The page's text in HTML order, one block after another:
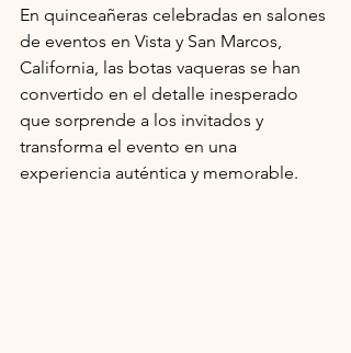
En quinceañeras celebradas en salones
de eventos en Vista y San Marcos,
California, las botas vaqueras se han
convertido en el detalle inesperado
que sorprende a los invitados y
transforma el evento en una
experiencia auténtica y memorable.